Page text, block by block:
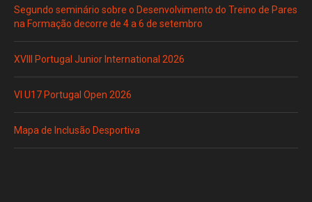
Segundo seminário sobre o Desenvolvimento do Treino de Pares
na Formação decorre de 4 a 6 de setembro
XVIII Portugal Junior International 2026
VI U17 Portugal Open 2026
Mapa de Inclusão Desportiva